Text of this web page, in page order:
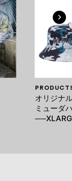
オリジナ
ミューダ